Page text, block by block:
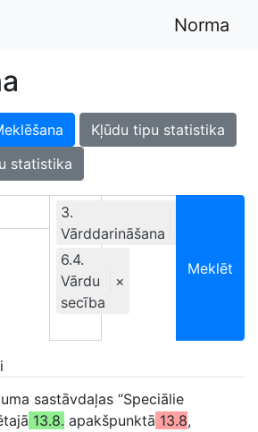
Norma
Kļūdu tipu statistika
statistika
3.
Vārddarināšana
6.4.
Vārdu
secība
×
Ekskluzīvi
Meklēt
sastāvdaļas “Speciālie
13.8. apakšpunktā 13.8,